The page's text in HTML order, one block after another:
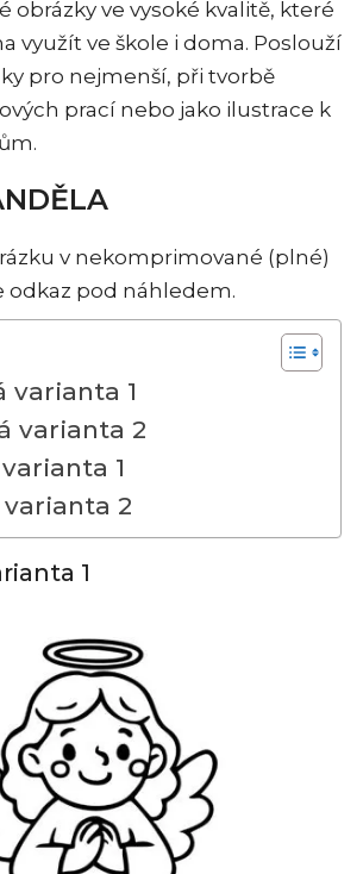
obrázky ve vysoké kvalitě, které
využít ve škole i doma. Poslouží
pro nejmenší, při tvorbě
prací nebo jako ilustrace k
v nekomprimované (plné)
odkaz pod náhledem.
varianta 1
varianta 2
1
2
1